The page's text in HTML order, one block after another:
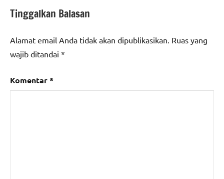
Tinggalkan Balasan
Alamat email Anda tidak akan dipublikasikan. Ruas yang
wajib ditandai *
Komentar*